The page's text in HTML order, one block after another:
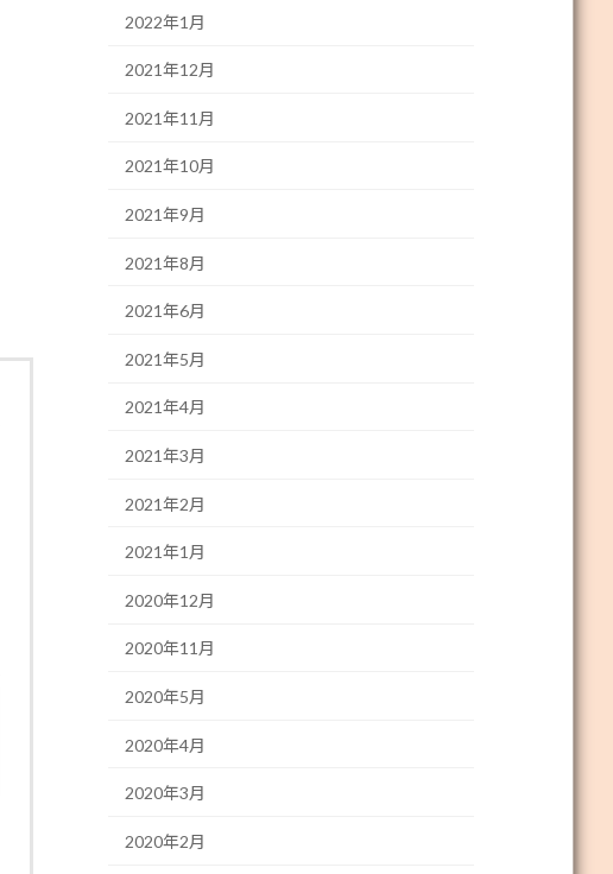
2022年1月
2021年12月
2021年11月
2021年10月
2021年9月
2021年8月
2021年6月
2021年5月
2021年4月
2021年3月
2021年2月
2021年1月
2020年12月
2020年11月
2020年5月
2020年4月
2020年3月
2020年2月